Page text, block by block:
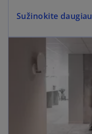
Sužinokite daugiau